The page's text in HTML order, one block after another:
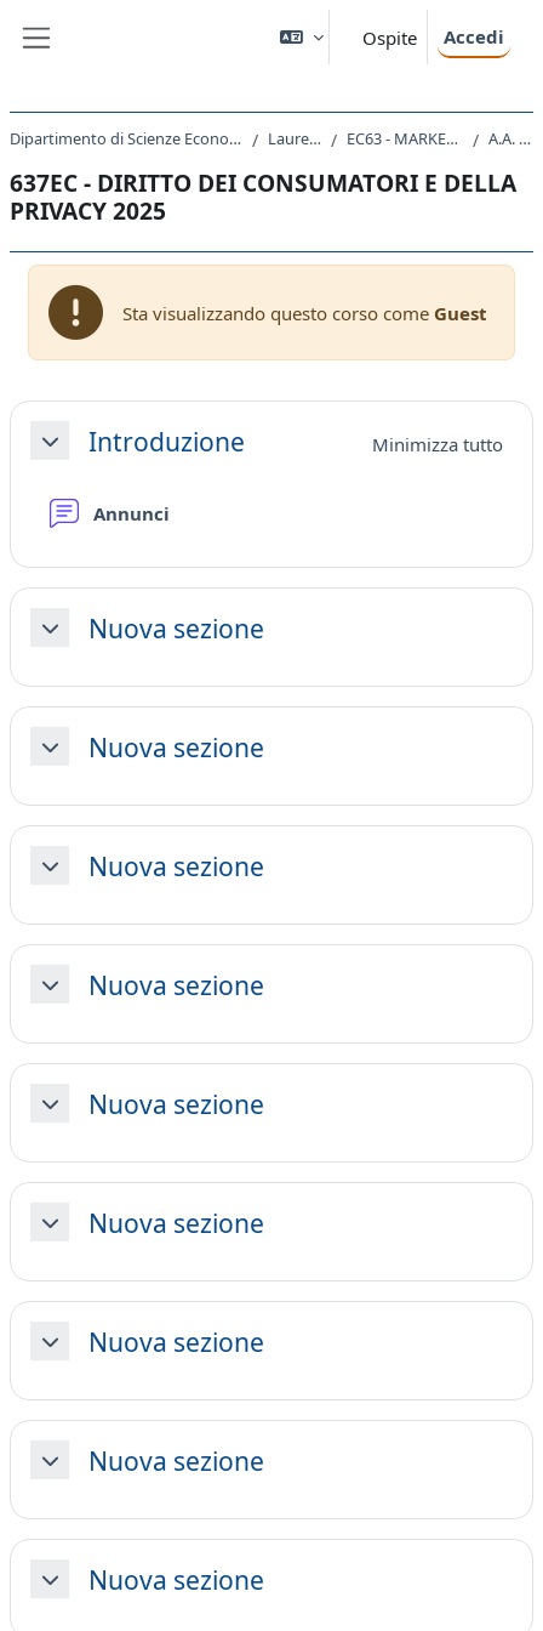
Ospite Accedi
Dipartimento di Scienze Economiche, Aziendali, Matematiche e Statistiche Laurea Magistrale EC63 - MARKETING E MANAGEMENT A.A. 2025 - 2026
637EC - DIRITTO DEI CONSUMATORI E DELLA
PRIVACY 2025
Sta visualizzando questo corso come Guest
Schema della sezione
MinimizzaIntroduzione Minimizza tutto
Annunci
MinimizzaNuova sezione
MinimizzaNuova sezione
MinimizzaNuova sezione
MinimizzaNuova sezione
MinimizzaNuova sezione
MinimizzaNuova sezione
MinimizzaNuova sezione
MinimizzaNuova sezione
MinimizzaNuova sezione